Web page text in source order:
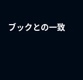
ブックとの一致